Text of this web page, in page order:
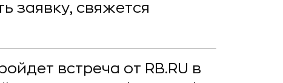
заявку, свяжется
встреча от RB.RU в